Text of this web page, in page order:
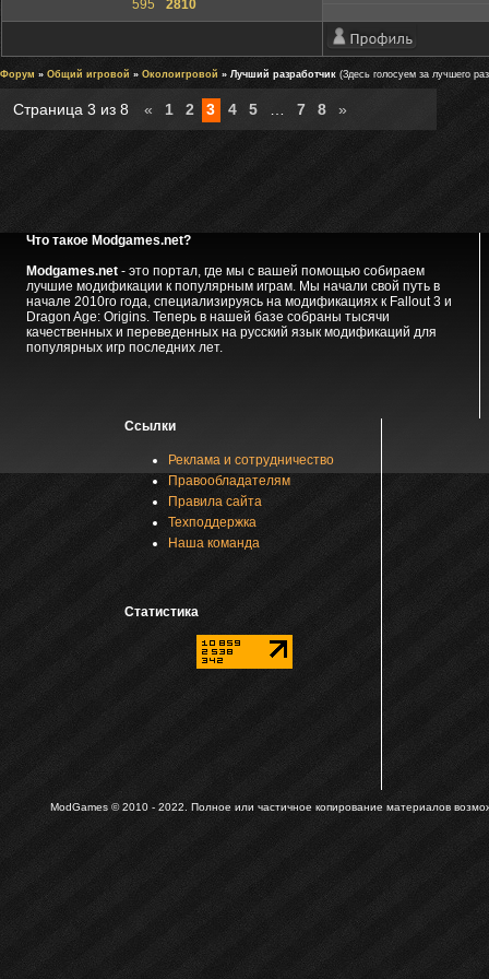
595 2810
Форум » Общий игровой » Околоигровой » Лучший разработчик (Здесь голосуем за лучшего
Страница 3 из 8 « 1 2 3 4 5 7 8 »
Что такое Modgames.net?
Modgames.net- это портал, где мы с вашей помощью собираем
лучшие модификации к популярным играм. Мы начали свой путь в
начале 2010го года, специализируясь на модификациях к Fallout 3 и
Dragon Age: Origins. Теперь в нашей базе собраны тысячи
качественных и переведенных на русский язык модификаций для
популярных игр последних лет.
Ссылки
Реклама и сотрудничество
Правообладателям
Правила сайта
Техподдержка
Наша команда
Статистика
ModGames © 2010 - 2022. Полное или частичное копирование материалов